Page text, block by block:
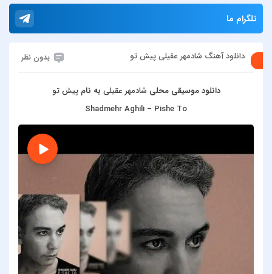
تلگرام ما
دانلود آهنگ شادمهر عقیلی پیش تو بدون نظر
دانلود موسیقی محلیشادمهر عقیلیبه نامپیش تو
Shadmehr Aghili – Pishe To